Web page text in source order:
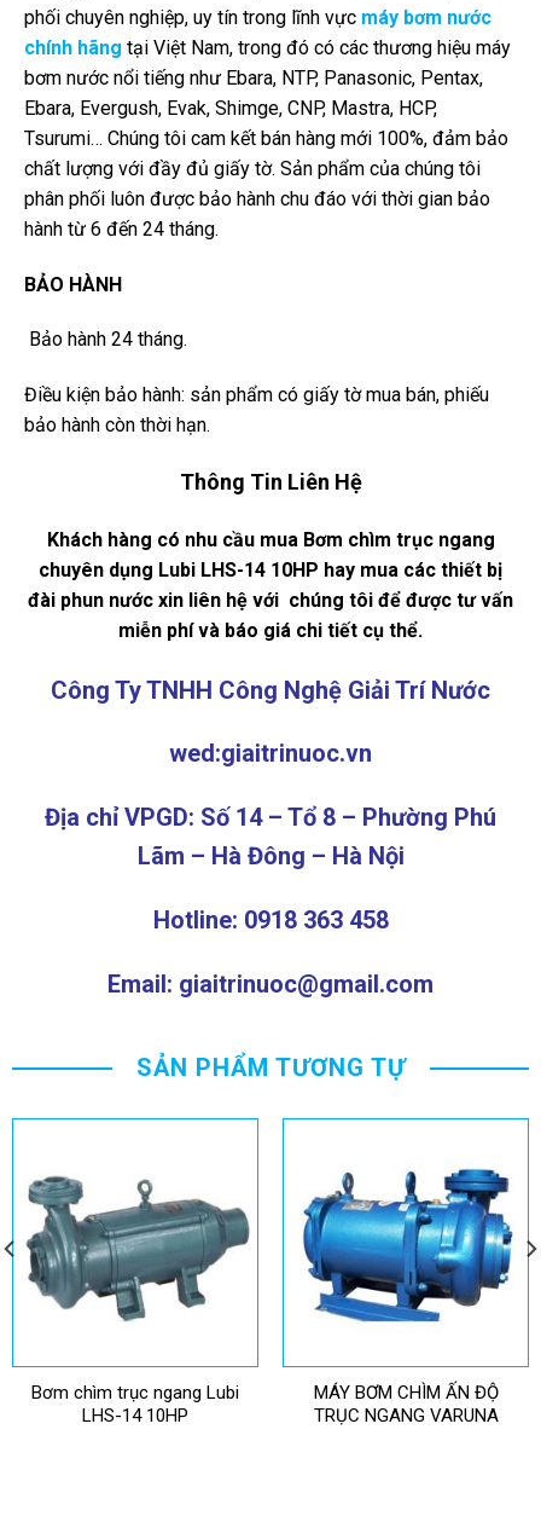
phối chuyên nghiệp, uy tín trong lĩnh vực máy bơm nước
chính hãng tại Việt Nam, trong đó có các thương hiệu máy
bơm nước nổi tiếng như Ebara, NTP, Panasonic, Pentax,
Ebara, Evergush, Evak, Shimge, CNP, Mastra, HCP,
Tsurumi… Chúng tôi cam kết bán hàng mới 100%, đảm bảo
chất lượng với đầy đủ giấy tờ. Sản phẩm của chúng tôi
phân phối luôn được bảo hành chu đáo với thời gian bảo
hành từ 6 đến 24 tháng.
BẢO HÀNH
Bảo hành 24 tháng.
Điều kiện bảo hành: sản phẩm có giấy tờ mua bán, phiếu
bảo hành còn thời hạn.
Thông Tin Liên Hệ
Khách hàng có nhu cầu mua Bơm chìm trục ngang
chuyên dụng Lubi LHS-14 10HP hay mua các thiết bị
đài phun nước xin liên hệ với chúng tôi để được tư vấn
miễn phí và báo giá chi tiết cụ thể.
Công Ty TNHH Công Nghệ Giải Trí Nước
wed:giaitrinuoc.vn
Địa chỉ VPGD: Số 14 – Tổ 8 – Phường Phú
Lãm – Hà Đông – Hà Nội
Hotline: 0918 363 458
Email: giaitrinuoc@gmail.com
SẢN PHẨM TƯƠNG TỰ
Bơm chìm trục ngang Lubi
LHS-14 10HP
MÁY BƠM CHÌM ẤN ĐỘ
TRỤC NGANG VARUNA